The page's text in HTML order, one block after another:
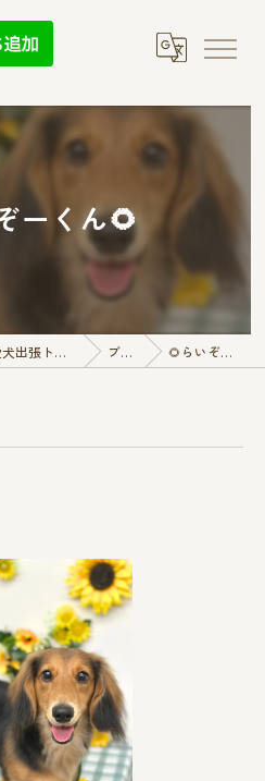
ーくん🌻
三重県のペットサロンなら愛犬出張トリミング E-QunQun ブログ 🌻らいぞーくん🌻